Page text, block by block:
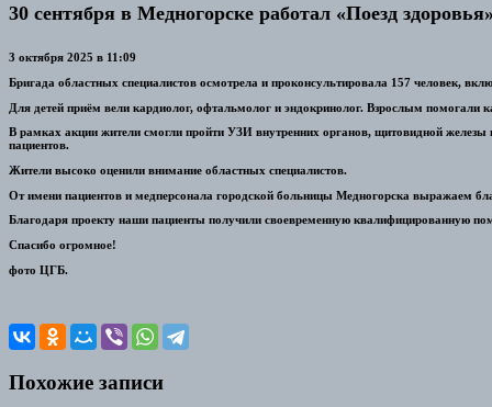
30 сентября в Медногорске работал «Поезд здоровья»
3 октября 2025 в 11:09
Бригада областных специалистов осмотрела и проконсультировала 157 человек,
Для детей приём вели кардиолог, офтальмолог и эндокринолог. Взрослым помогали
В рамках акции жители смогли пройти УЗИ внутренних органов, щитовидной
пациентов.
Жители высоко оценили внимание областных специалистов.
От имени пациентов и медперсонала городской больницы Медногорска выражаем
Благодаря проекту наши пациенты получили своевременную квалифицированную
Спасибо огромное!
фото ЦГБ.
Похожие записи